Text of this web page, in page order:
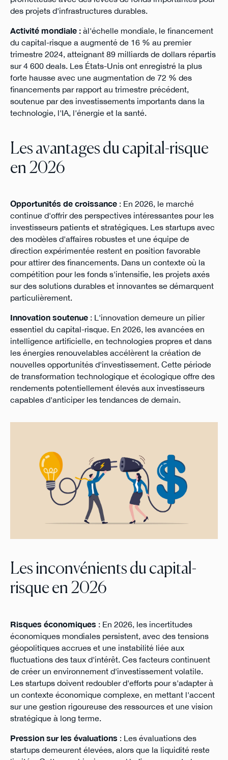
des projets d'infrastructures durables​​.
Activité mondiale :àl'échelle mondiale, le financement
du capital-risque a augmenté de 16 % au premier
trimestre 2024, atteignant 89 milliards de dollars répartis
sur 4 600 deals. Les États-Unis ont enregistré la plus
forte hausse avec une augmentation de 72 % des
financements par rapport au trimestre précédent,
soutenue par des investissements importants dans la
technologie, l'IA, l'énergie et la santé​.
Les avantages du capital-risque
en 2026
Opportunités de croissance: En 2026, le marché
continue d'offrir des perspectives intéressantes pour les
investisseurs patients et stratégiques. Les startups avec
des modèles d'affaires robustes et une équipe de
direction expérimentée restent en position favorable
pour attirer des financements. Dans un contexte où la
compétition pour les fonds s'intensifie, les projets axés
sur des solutions durables et innovantes se démarquent
particulièrement.
Innovation soutenue: L'innovation demeure un pilier
essentiel du capital-risque. En 2026, les avancées en
intelligence artificielle, en technologies propres et dans
les énergies renouvelables accélèrent la création de
nouvelles opportunités d'investissement. Cette période
de transformation technologique et écologique offre des
rendements potentiellement élevés aux investisseurs
capables d'anticiper les tendances de demain.
Les inconvénients du capital-
risque en 2026
Risques économiques : En 2026, les incertitudes
économiques mondiales persistent, avec des tensions
géopolitiques accrues et une instabilité liée aux
fluctuations des taux d'intérêt. Ces facteurs continuent
de créer un environnement d'investissement volatile.
Les startups doivent redoubler d'efforts pour s'adapter à
un contexte économique complexe, en mettant l'accent
sur une gestion rigoureuse des ressources et une vision
stratégique à long terme.
Pression sur les évaluations : Les évaluations des
startups demeurent élevées, alors que la liquidité reste